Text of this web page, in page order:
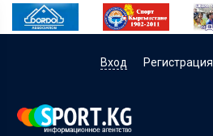
Вход Регистрация